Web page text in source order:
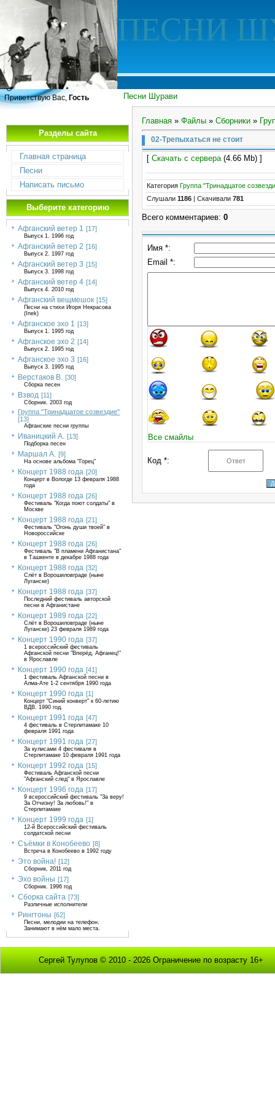
ПЕСНИ
Песни Шурави
Приветствую Вас, Гость
Разделы сайта
Главная страница
Песни
Написать письмо
Выберите категорию
Афганский ветер 1 [17]
Выпуск 1. 1996 год
Афганский ветер 2 [16]
Выпуск 2. 1997 год
Афганский ветер 3 [15]
Выпуск 3. 1998 год
Афганский ветер 4 [14]
Выпуск 4. 2010 год
Афганский вещмешок [15]
Песни на стихи Игоря Некрасова
(Inek)
Афганское эхо 1 [13]
Выпуск 1. 1995 год
Афганское эхо 2 [14]
Выпуск 2. 1995 год
Афганское эхо 3 [16]
Выпуск 3. 1995 год
Верстаков В. [30]
Сборка песен
Взвод [11]
Сборник. 2003 год
Группа "Тринадцатое созвездие"
[13]
Афганские песни группы
Иваницкий А. [13]
Подборка песен
Маршал А. [9]
На основе альбома "Горец"
Концерт 1988 года [20]
Концерт в Вологде 13 февраля 1988
года
Концерт 1988 года [26]
Фестиваль "Когда поют солдаты" в
Москве
Концерт 1988 года [21]
Фестиваль "Огонь души твоей" в
Новороссийске
Концерт 1988 года [26]
Фестиваль "В пламени Афганистана"
в Ташкенте в декабре 1988 года
Концерт 1988 года [32]
Слёт в Ворошиловграде (ныне
Луганске)
Концерт 1988 года [37]
Последний фестиваль авторской
песни в Афганистане
Концерт 1989 года [22]
Слёт в Ворошиловграде (ныне
Луганске) 23 февраля 1989 года
Концерт 1990 года [37]
1 всероссийский фестиваль
Афганской песни "Вперёд, Афганец!"
в Ярославле
Концерт 1990 года [41]
1 фестиваль Афганской песни в
Алма-Ате 1-2 сентября 1990 года
Концерт 1990 года [1]
Концерт "Синий конверт" к 60-летию
ВДВ. 1990 год.
Концерт 1991 года [47]
4 фестиваль в Стерлитамаке 10
февраля 1991 года
Концерт 1991 года [27]
За кулисами 4 фестиваля в
Стерлитамаке 10 февраля 1991 года
Концерт 1992 года [15]
Фестиваль Афганской песни
"Афганский след" в Ярославле
Концерт 1996 года [17]
9 всероссийский фестиваль "За веру!
За Отчизну! За любовь!" в
Стерлитамаке
Концерт 1999 года [1]
12-й Всероссийский фестиваль
солдатской песни
Съёмки в Конобеево [8]
Встреча в Конобеево в 1992 году
Это война! [12]
Сборник, 2011 год
Эхо войны [17]
Сборник. 1996 год
Сборка сайта [73]
Различные исполнители
Рингтоны [62]
Песни, мелодии на телефон.
Занимают в нём мало места.
Главная » Файлы » Сборники »
02-Трепыхаться не стоит
[ Скачать с сервера(4.66 Mb) ]
Категория Группа "Тринадцатое
Слушали 1186 Скачивали 781
Всего комментариев: 0
Имя *:
Email *:
Все смайлы
Код *:
Сергей Тулупов © 2010 - 2026 Ограничение по возрасту 16+